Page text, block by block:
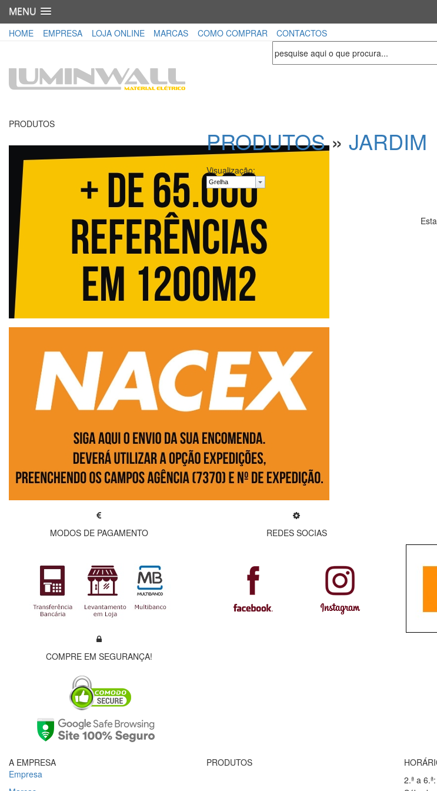
MENU
HOME EMPRESA LOJA ONLINE MARCAS COMO COMPRAR CONTACTOS
PRODUTOS
PRODUTOS» JARDIM
Visualização:
MODOS DE PAGAMENTO REDES SOCIAS
COMPRE EM SEGURANÇA!
A EMPRESA
Empresa
PRODUTOS
2.ª a